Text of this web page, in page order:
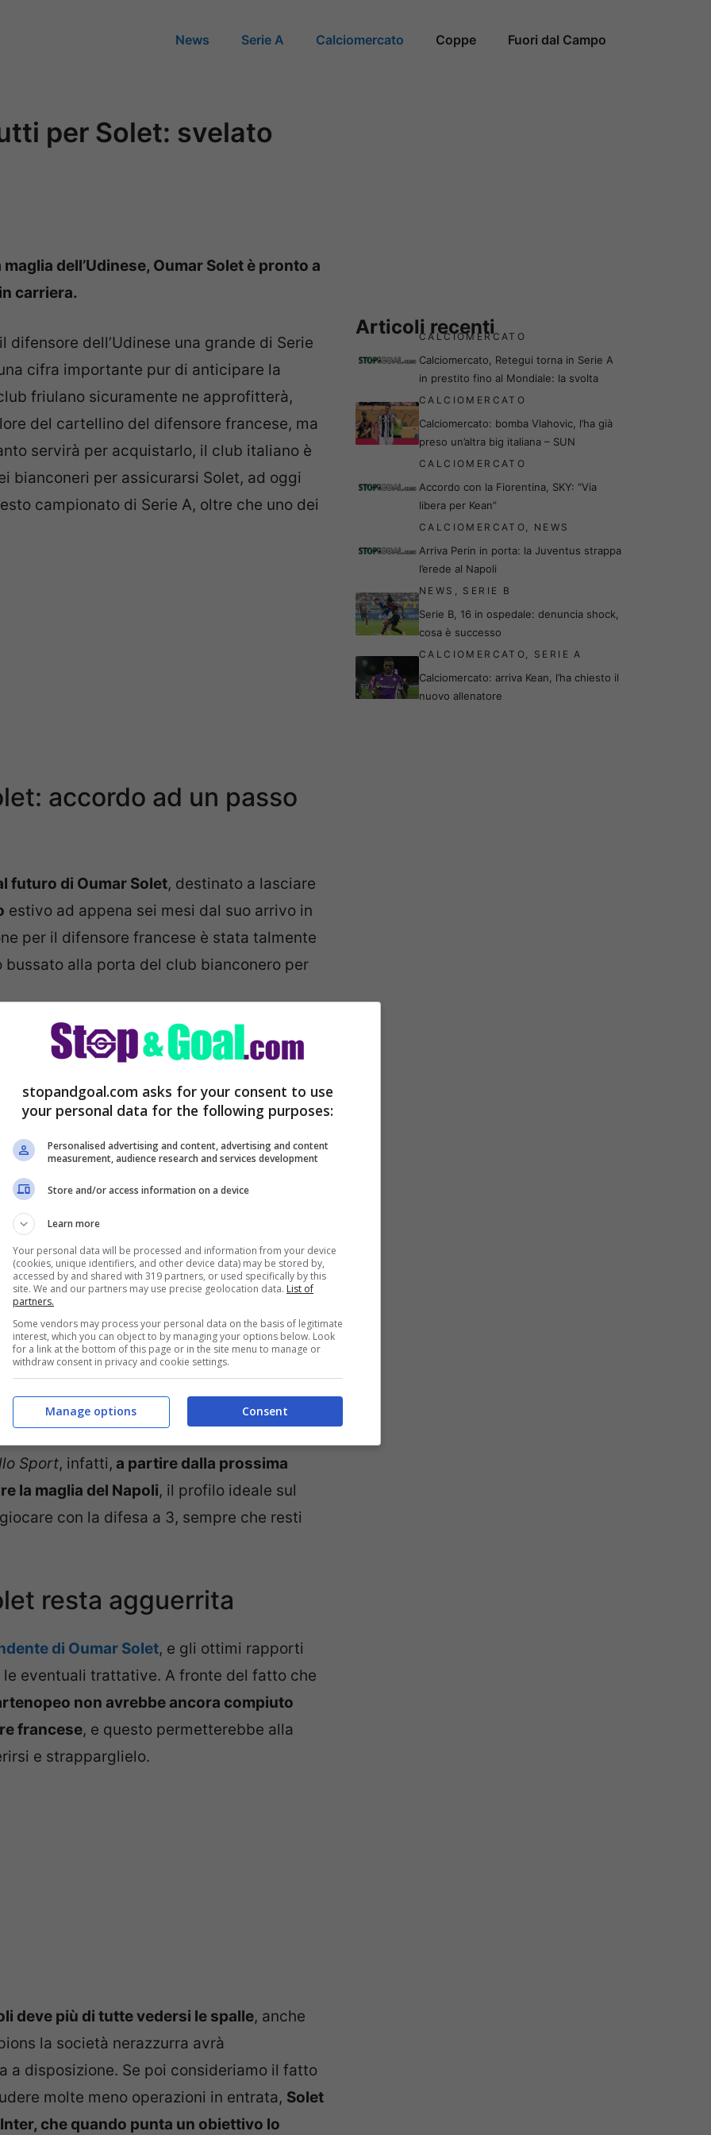
News Serie A Calciomercato Coppe Fuori dal Campo
per Solet: svelato
dell’Udinese, Oumar Solet è pronto a
carriera.
dell’Udinese una grande di Serie
cifra importante pur di anticipare la
friulano sicuramente ne approfitterà,
del cartellino del difensore francese, ma
servirà per acquistarlo, il club italiano è
bianconeri per assicurarsi Solet, ad oggi
campionato di Serie A, oltre che uno dei
accordo ad un passo
futuro di Oumar Solet, destinato a lasciare
estivo ad appena sei mesi dal suo arrivo in
per il difensore francese è stata talmente
alla porta del club bianconero per
essere quella più decisa, la più
il fatto che ad oggi è la principale
da qui al prossimo giugno tante cose
del calciatore stesso, che comunque
in merito al suo futuro, che a
di queste settimane,
Sport, infatti, a partire dalla prossima
la maglia del Napoli, il profilo ideale sul
con la difesa a 3, sempre che resti
resta agguerrita
di Oumar Solet, e gli ottimi rapporti
eventuali trattative. A fronte del fatto che
non avrebbe ancora compiuto
francese, e questo permetterebbe alla
e strapparglielo.
deve più di tutte vedersi le spalle, anche
la società nerazzurra avrà
a disposizione. Se poi consideriamo il fatto
molte meno operazioni in entrata, Solet
che quando punta un obiettivo lo
Articoli recenti
CALCIOMERCATO
Calciomercato, Retegui torna in Serie A
in prestito fino al Mondiale: la svolta
CALCIOMERCATO
Calciomercato: bomba Vlahovic, l’ha già
preso un’altra big italiana – SUN
CALCIOMERCATO
Accordo con la Fiorentina, SKY: “Via
libera per Kean”
CALCIOMERCATO, NEWS
Arriva Perin in porta: la Juventus strappa
l’erede al Napoli
NEWS , SERIE B
Serie B, 16 in ospedale: denuncia shock,
cosa è successo
CALCIOMERCATO, SERIE A
Calciomercato: arriva Kean, l’ha chiesto il
nuovo allenatore
stopandgoal.com asks for your consent to use
your personal data for the following purposes:
Personalised advertising and content, advertising and content
measurement, audience research and services development
Store and/or access information on a device
Learn more
Your personal data will be processed and information from your device
(cookies, unique identifiers, and other device data) may be stored by,
accessed by and shared with 319 partners, or used specifically by this
site. We and our partners may use precise geolocation data. List of
partners.
Some vendors may process your personal data on the basis of legitimate
interest, which you can object to by managing your options below. Look
for a link at the bottom of this page or in the site menu to manage or
withdraw consent in privacy and cookie settings.
Consent
Manage options